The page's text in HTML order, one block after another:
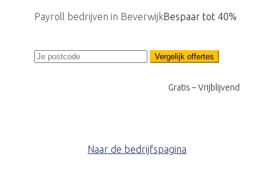
Payroll bedrijven in BeverwijkBespaar tot 40%
Vergelijk offertes
Gratis – Vrijblijvend
Naar de bedrijfspagina